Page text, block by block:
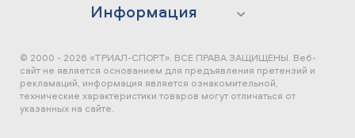
Информация
© 2000 - 2026 «ТРИАЛ-СПОРТ». ВСЕ ПРАВА ЗАЩИЩЕНЫ. Веб-
сайт не является основанием для предъявления претензий и
рекламаций, информация является ознакомительной,
технические характеристики товаров могут отличаться от
указанных на сайте.